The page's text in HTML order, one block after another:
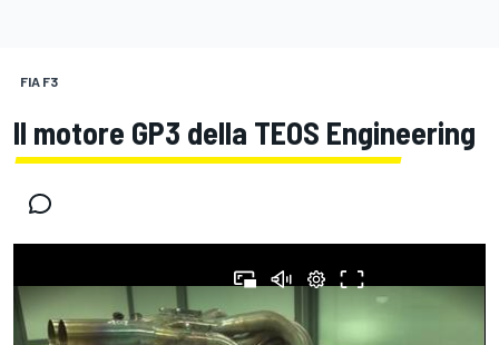
FIA F3
Il motore GP3 della TEOS Engineering